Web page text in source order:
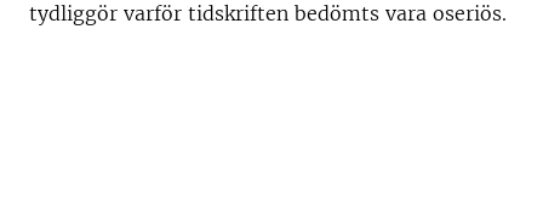
tydliggör varför tidskriften bedömts vara oseriös.